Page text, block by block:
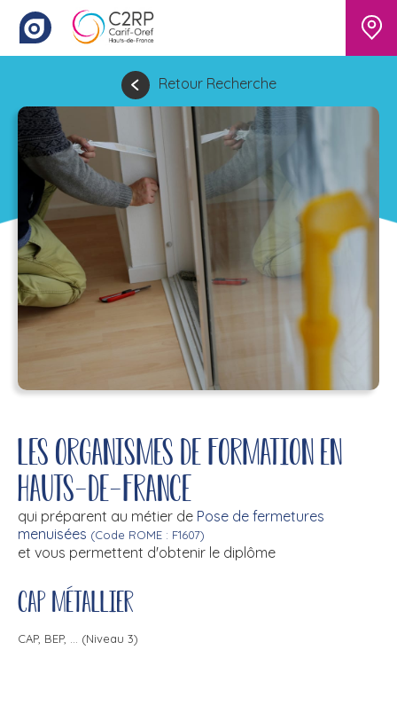
Retour Recherche
Les organismes de formation en
Hauts-de-France
qui préparent au métier de Pose de fermetures
menuisées (Code ROME : F1607)
et vous permettent d'obtenir le diplôme
CAP métallier
CAP, BEP, ... (Niveau 3)